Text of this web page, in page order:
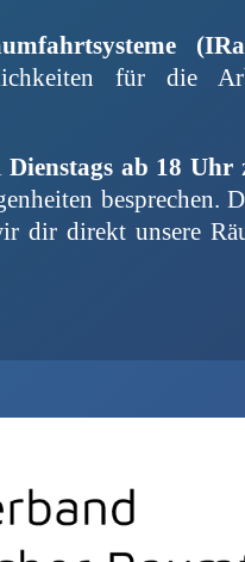
für die
Dienstags ab 18 Uhr
besprechen.
dir direkt unsere